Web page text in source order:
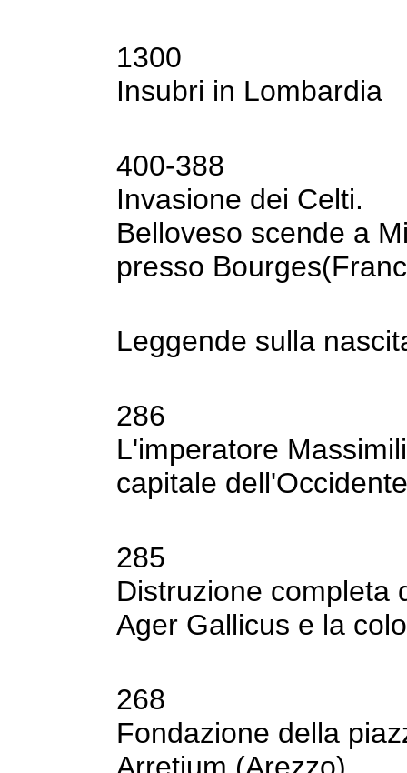
1300
Insubri in Lombardia
400-388
Invasione dei Celti.
Belloveso scende a
presso
Leggende sulla
286
L'imperatore
capitale
285
Distruzione completa
Ager Gallicus e la
268
Fondazione della
Arretium (Arezzo)